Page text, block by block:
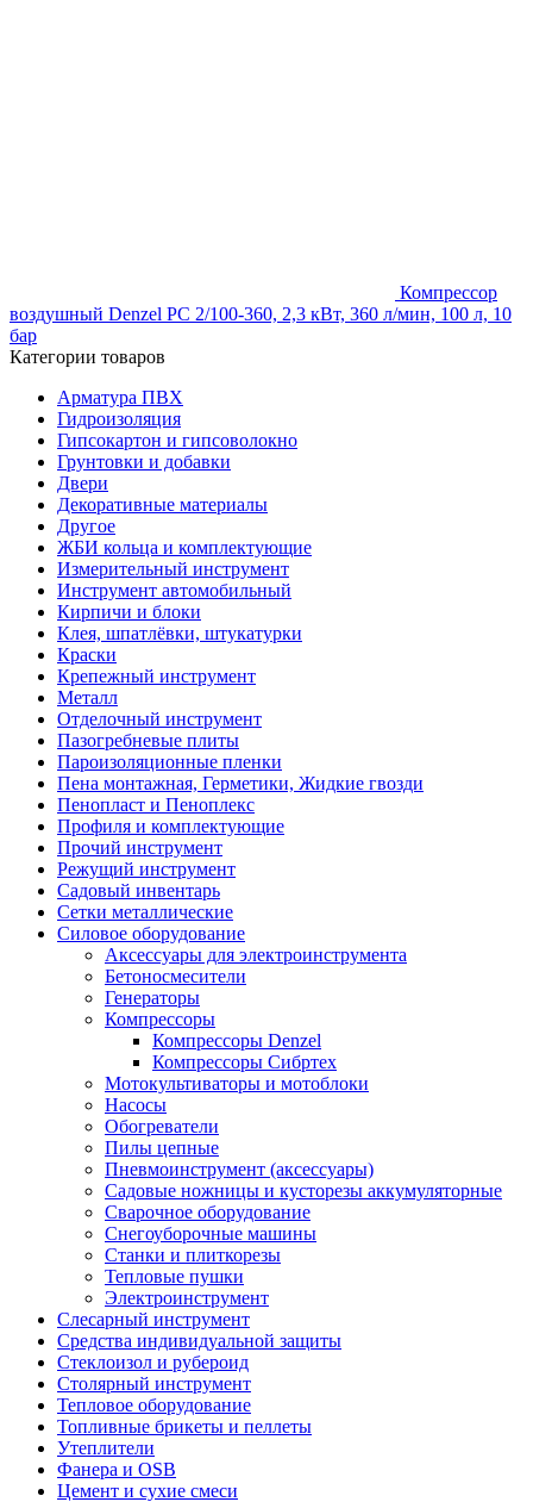
Компрессор
воздушный Denzel PC 2/100-360, 2,3 кВт, 360 л/мин, 100 л, 10
бар
Категории товаров
Арматура ПВХ
Гидроизоляция
Гипсокартон и гипсоволокно
Грунтовки и добавки
Двери
Декоративные материалы
Другое
ЖБИ кольца и комплектующие
Измерительный инструмент
Инструмент автомобильный
Кирпичи и блоки
Клея, шпатлёвки, штукатурки
Краски
Крепежный инструмент
Металл
Отделочный инструмент
Пазогребневые плиты
Пароизоляционные пленки
Пена монтажная, Герметики, Жидкие гвозди
Пенопласт и Пеноплекс
Профиля и комплектующие
Прочий инструмент
Режущий инструмент
Садовый инвентарь
Сетки металлические
Силовое оборудование
Аксессуары для электроинструмента
Бетоносмесители
Генераторы
Компрессоры
Компрессоры Denzel
Компрессоры Сибртех
Мотокультиваторы и мотоблоки
Насосы
Обогреватели
Пилы цепные
Пневмоинструмент (аксессуары)
Садовые ножницы и кусторезы аккумуляторные
Сварочное оборудование
Снегоуборочные машины
Станки и плиткорезы
Тепловые пушки
Электроинструмент
Слесарный инструмент
Средства индивидуальной защиты
Стеклоизол и рубероид
Столярный инструмент
Тепловое оборудование
Топливные брикеты и пеллеты
Утеплители
Фанера и OSB
Цемент и сухие смеси